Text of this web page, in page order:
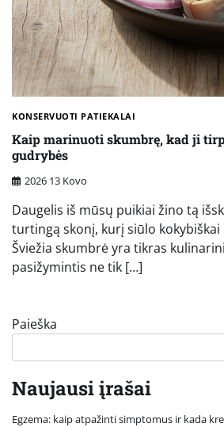
KONSERVUOTI PATIEKALAI
Kaip marinuoti skumbrę, kad ji
gudrybės
2026 13 Kovo
Daugelis iš mūsų puikiai žino tą
turtingą skonį, kurį siūlo kokybiškai
Šviežia skumbrė yra tikras
pasižymintis ne tik […]
Paieška
Naujausi įrašai
Egzema: kaip atpažinti simptomus ir kada